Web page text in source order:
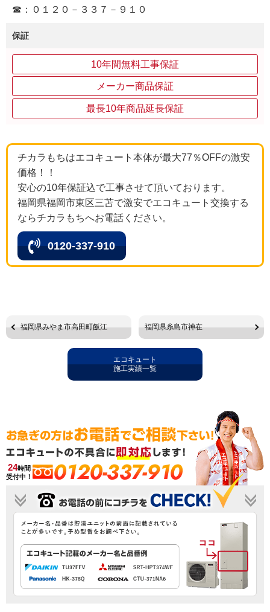
☎：０１２０－３３７－９１０
保証
10年間無料工事保証
メーカー商品保証
最長10年商品延長保証
チカラもちはエコキュート本体が最大77％OFFの激安
価格！！
安心の10年保証込で工事させて頂いております。
福岡県福岡市東区三苫で激安でエコキュート交換する
ならチカラもちへお電話ください。
0120-337-910
福岡県みやま市高田町飯江 福岡県糸島市神在
エコキュート
施工実績一覧
24時間
受付中！
0120-337-910